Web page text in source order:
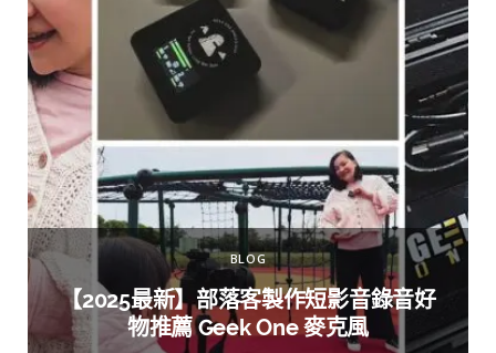
BLOG
【2025最新】部落客製作短影音錄音好
物推薦 Geek One 麥克風